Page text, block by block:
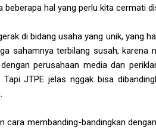
hal yang perlu kita cermati
di bidang usaha yang unik, yang
sahamnya terbilang susah, karena
perusahaan media dan
JTPE jelas nggak bisa
cara membanding-bandingkan